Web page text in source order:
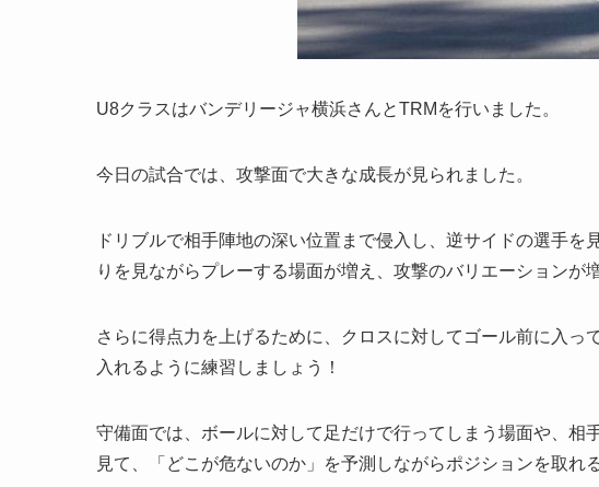
U8クラスはバンデリージャ横浜さんとTRMを行いました。
今日の試合では、攻撃面で大きな成長が見られました。
ドリブルで相手陣地の深い位置まで侵入し、逆サイドの選手
りを見ながらプレーする場面が増え、攻撃のバリエーションが
さらに得点力を上げるために、クロスに対してゴール前に入
入れるように練習しましょう！
守備面では、ボールに対して足だけで行ってしまう場面や、相
見て、「どこが危ないのか」を予測しながらポジションを取れ